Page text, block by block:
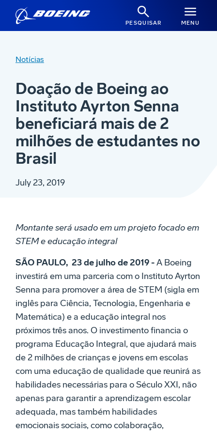
PESQUISAR MENU
Notícias
Doação de Boeing ao
Instituto Ayrton Senna
beneficiará mais de 2
milhões de estudantes no
Brasil
July 23, 2019
Montante será usado em um projeto focado em
STEM e educação integral
SÃO PAULO, 23 de julho de 2019 -A Boeing
investirá em uma parceria com o Instituto Ayrton
Senna para promover a área de STEM (sigla em
inglês para Ciência, Tecnologia, Engenharia e
Matemática) e a educação integral nos
próximos três anos. O investimento financia o
programa Educação Integral, que ajudará mais
de 2 milhões de crianças e jovens em escolas
com uma educação de qualidade que reunirá as
habilidades necessárias para o Século XXI, não
apenas para garantir a aprendizagem escolar
adequada, mas também habilidades
emocionais sociais, como colaboração,